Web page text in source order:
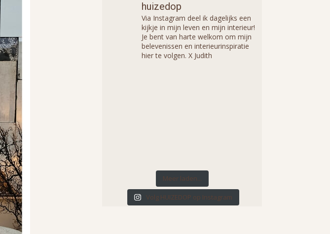
huizedop
Via Instagram deel ik dagelijks een
kijkje in mijn leven en mijn interieur!
Je bent van harte welkom om mijn
belevenissen en interieurinspiratie
hier te volgen. X Judith
Meer laden...
Volg HUIZEDOP op Instagram